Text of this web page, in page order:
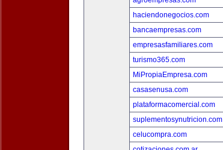
haciendonegocios.com
bancaempresas.com
empresasfamiliares.com
turismo365.com
MiPropiaEmpresa.com
casasenusa.com
plataformacomercial.com
suplementosynutricion.com
celucompra.com